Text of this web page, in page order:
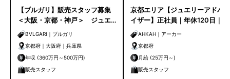
【ブルガリ】販売スタッフ募集
＜大阪・京都・神戸＞ ジュエ
リー販売未経験OK！
BVLGARI｜ブルガリ
京都府｜大阪府｜兵庫県
年収 (360万円～500万円)
販売スタッフ
京都エリア【ジュエリーアドバ
イザー】正社員｜年休120日｜連
休取得可｜育休復職率100％
AHKAH｜アーカー
京都府
月給 (25万円～)
販売スタッフ